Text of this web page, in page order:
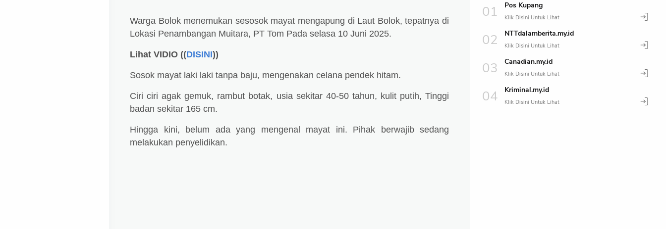
Warga Bolok menemukan sesosok mayat mengapung di Laut Bolok, tepatnya di
Lokasi Penambangan Muitara, PT Tom Pada selasa 10 Juni 2025.
Lihat VIDIO ((DISINI))
Sosok mayat laki laki tanpa baju, mengenakan celana pendek hitam.
Ciri ciri agak gemuk, rambut botak, usia sekitar 40-50 tahun, kulit putih, Tinggi
badan sekitar 165 cm.
Hingga kini, belum ada yang mengenal mayat ini. Pihak berwajib sedang
melakukan penyelidikan.
Pos Kupang
NTTdalamberita.my.id
Canadian.my.id
Kriminal.my.id